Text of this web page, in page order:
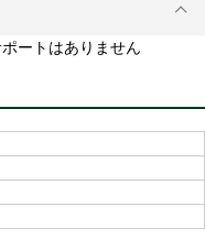
ートはありません